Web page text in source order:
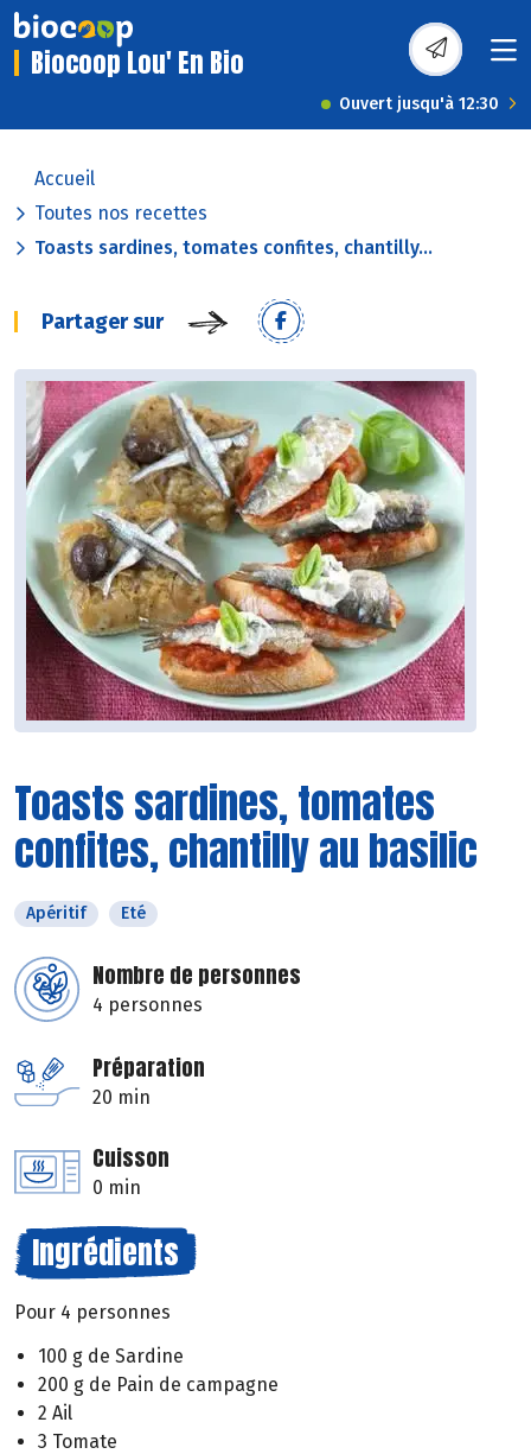
Biocoop Lou' En Bio
Ouvert jusqu'à 12:30
Accueil
Toutes nos recettes
Toasts sardines, tomates confites, chantilly...
Partager sur
Toasts sardines, tomates
confites, chantilly au basilic
Apéritif Eté
Nombre de personnes
4 personnes
Préparation
20 min
Cuisson
0 min
Ingrédients
Pour 4 personnes
100 g de Sardine
200 g de Pain de campagne
2 Ail
3 Tomate